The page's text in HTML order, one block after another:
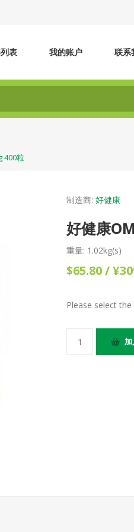
表 我的账户 联系
400粒
制造商: 好健康
好健康
重量: 1.02kg(s)
$65.80 /
Please select